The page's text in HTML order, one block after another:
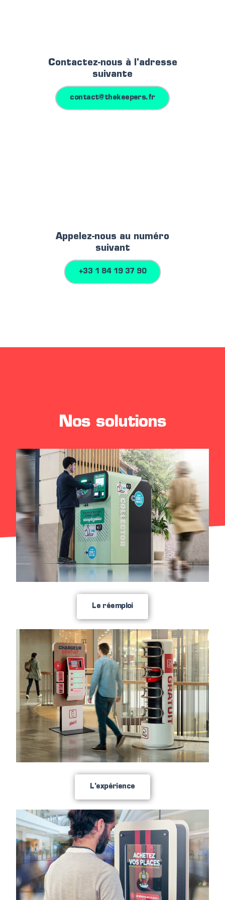
Contactez-nous à l'adresse
suivante
contact@thekeepers.fr
Appelez-nous au numéro
suivant
+33 1 84 19 37 90
Nos solutions
Le réemploi
L'expérience